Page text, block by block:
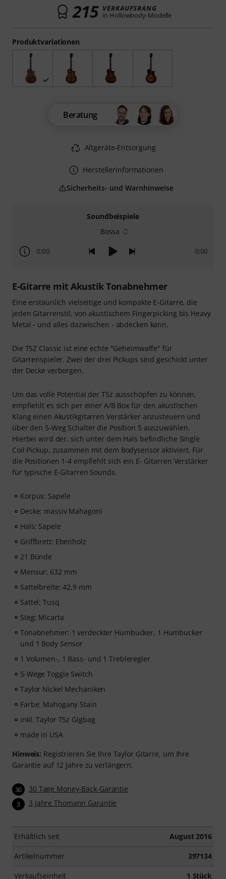
Soundbeispiele
Bossa
0:00 0:00
E-Gitarre mit Akustik Tonabnehmer
Eine erstaunlich vielseitige und kompakte E-Gitarre, die
jeden Gitarrenstil, von akustischem Fingerpicking bis Heavy
Metal - und alles dazwischen - abdecken kann.
Die T5Z Classic ist eine echte "Geheimwaffe" für
Gitarrenspieler. Zwei der drei Pickups sind geschickt unter
der Decke verborgen.
Um das volle Potential der T5z ausschöpfen zu können,
empfiehlt es sich per einer A/B Box für den akustischen
Klang einen Akustikgitarren Verstärker anzusteuern und
über den 5-Weg Schalter die Position 5 auszuwählen.
Hierbei wird der, sich unter dem Hals befindliche Single
Coil Pickup, zusammen mit dem Bodysensor aktiviert. Für
die Positionen 1-4 empfiehlt sich ein E- Gitarren Verstärker
für typische E-Gitarren Sounds.
Korpus: Sapele
Decke: massiv Mahagoni
Hals: Sapele
Griffbrett: Ebenholz
21 Bünde
Mensur: 632 mm
Sattelbreite: 42,9 mm
Sattel: Tusq
Steg: Micarta
Tonabnehmer: 1 verdeckter Humbucker, 1 Humbucker
und 1 Body Sensor
1 Volumen-, 1 Bass- und 1 Trebleregler
5-Wege Toggle Switch
Taylor Nickel Mechaniken
Farbe: Mahogany Stain
inkl. Taylor T5z Gigbag
made in USA
Hinweis: Registrieren Sie Ihre Taylor Gitarre, um Ihre
Garantie auf 12 Jahre zu verlängern.
30 30 Tage Money-Back-Garantie
3 3 Jahre Thomann Garantie
Erhältlich seit August 2016
Artikelnummer 397134
Verkaufseinheit 1 Stück
Produktvariationen
215 VERKAUFSRANG
in Hollowbody-Modelle
Beratung
Altgeräte-Entsorgung
Herstellerinformationen
Sicherheits- und Warnhinweise